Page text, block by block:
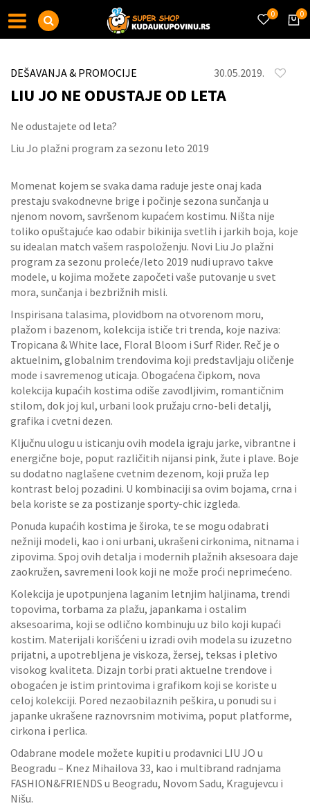
0
0
DEŠAVANJA & PROMOCIJE 30.05.2019.
LIU JO NE ODUSTAJE OD LETA
Ne odustajete od leta?
Liu Jo plažni program za sezonu leto 2019
Momenat kojem se svaka dama raduje jeste onaj kada
prestaju svakodnevne brige i počinje sezona sunčanja u
njenom novom, savršenom kupaćem kostimu. Ništa nije
toliko opuštajuće kao odabir bikinija svetlih i jarkih boja, koje
su idealan match vašem raspoloženju. Novi Liu Jo plažni
program za sezonu proleće/leto 2019 nudi upravo takve
modele, u kojima možete započeti vaše putovanje u svet
mora, sunčanja i bezbrižnih misli.
Inspirisana talasima, plovidbom na otvorenom moru,
plažom i bazenom, kolekcija ističe tri trenda, koje naziva:
Tropicana & White lace, Floral Bloom i Surf Rider. Reč je o
aktuelnim, globalnim trendovima koji predstavljaju oličenje
mode i savremenog uticaja. Obogaćena čipkom, nova
kolekcija kupaćih kostima odiše zavodljivim, romantičnim
stilom, dok joj kul, urbani look pružaju crno-beli detalji,
grafika i cvetni dezen.
Ključnu ulogu u isticanju ovih modela igraju jarke, vibrantne i
energične boje, poput različitih nijansi pink, žute i plave. Boje
su dodatno naglašene cvetnim dezenom, koji pruža lep
kontrast beloj pozadini. U kombinaciji sa ovim bojama, crna i
bela koriste se za postizanje sporty-chic izgleda.
Ponuda kupaćih kostima je široka, te se mogu odabrati
nežniji modeli, kao i oni urbani, ukrašeni cirkonima, nitnama i
zipovima. Spoj ovih detalja i modernih plažnih aksesoara daje
zaokružen, savremeni look koji ne može proći neprimećeno.
Kolekcija je upotpunjena laganim letnjim haljinama, trendi
topovima, torbama za plažu, japankama i ostalim
aksesoarima, koji se odlično kombinuju uz bilo koji kupaći
kostim. Materijali korišćeni u izradi ovih modela su izuzetno
prijatni, a upotrebljena je viskoza, žersej, teksas i pletivo
visokog kvaliteta. Dizajn torbi prati aktuelne trendove i
obogaćen je istim printovima i grafikom koji se koriste u
celoj kolekciji. Pored nezaobilaznih peškira, u ponudi su i
japanke ukrašene raznovrsnim motivima, poput platforme,
cirkona i perlica.
Odabrane modele možete kupiti u prodavnici LIU JO u
Beogradu – Knez Mihailova 33, kao i multibrand radnjama
FASHION&FRIENDS u Beogradu, Novom Sadu, Kragujevcu i
Nišu.